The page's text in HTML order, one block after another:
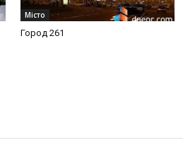
Місто
Город 261